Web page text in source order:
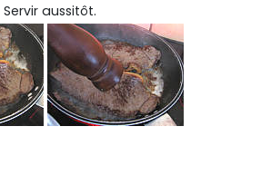
Servir aussitôt.